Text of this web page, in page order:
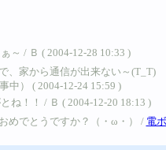
～ / Ｂ ( 2004-12-28 10:33 )
、家から通信が出来ない～
中） ( 2004-12-24 15:59 )
ね！！ / Ｂ ( 2004-12-20 18:13 )
めでとうですか？（・ω・） / 電